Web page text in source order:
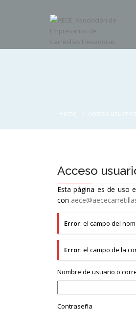
Home Acceso usuarios
Acceso
Esta página es de uso
con
Error: el campo del
Error: el campo de la
Nombre de usuario o
Contraseña